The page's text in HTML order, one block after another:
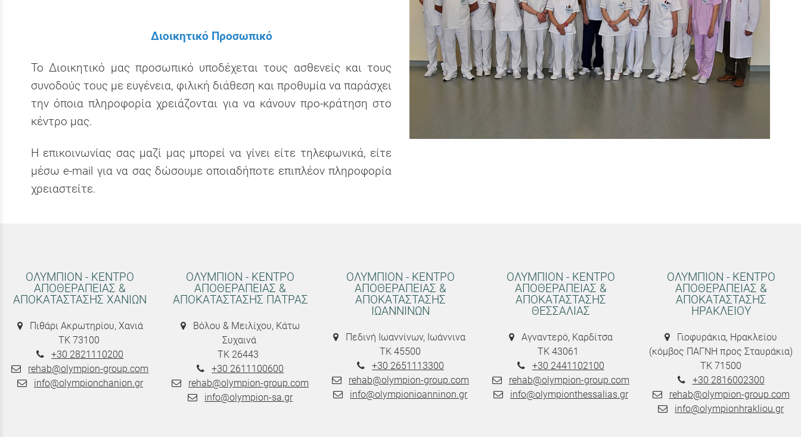
Διοικητικό Προσωπικό
Το Διοικητικό μας προσωπικό υποδέχεται τους ασθενείς και τους
συνοδούς τους με ευγένεια, φιλική διάθεση και προθυμία να παράσχει
την όποια πληροφορία χρειάζονται για να κάνουν προ-κράτηση στο
κέντρο μας.
Η επικοινωνίας σας μαζί μας μπορεί να γίνει είτε τηλεφωνικά, είτε
μέσω e-mail για να σας δώσουμε οποιαδήποτε επιπλέον πληροφορία
χρειαστείτε.
ΟΛΥΜΠΙΟΝ - ΚΕΝΤΡΟ
ΑΠΟΘΕΡΑΠΕΙΑΣ &
ΑΠΟΚΑΤΑΣΤΑΣΗΣ ΧΑΝΙΩΝ
Πιθάρι Ακρωτηρίου, Χανιά
ΤΚ 73100
+30 2821110200
rehab@olympion-group.com
info@olympionchanion.gr
ΟΛΥΜΠΙΟΝ - ΚΕΝΤΡΟ
ΑΠΟΘΕΡΑΠΕΙΑΣ &
ΑΠΟΚΑΤΑΣΤΑΣΗΣ ΠΑΤΡΑΣ
Βόλου & Μειλίχου, Κάτω
Συχαινά
ΤΚ 26443
+30 2611100600
rehab@olympion-group.com
info@olympion-sa.gr
ΟΛΥΜΠΙΟΝ - ΚΕΝΤΡΟ
ΑΠΟΘΕΡΑΠΕΙΑΣ &
ΑΠΟΚΑΤΑΣΤΑΣΗΣ
ΙΩΑΝΝΙΝΩΝ
Πεδινή Ιωαννίνων, Ιωάννινα
ΤΚ 45500
+30 2651113300
rehab@olympion-group.com
info@olympionioanninon.gr
ΟΛΥΜΠΙΟΝ - ΚΕΝΤΡΟ
ΑΠΟΘΕΡΑΠΕΙΑΣ &
ΑΠΟΚΑΤΑΣΤΑΣΗΣ
ΘΕΣΣΑΛΙΑΣ
Αγναντερό, Καρδίτσα
ΤΚ 43061
+30 2441102100
rehab@olympion-group.com
info@olympionthessalias.gr
ΟΛΥΜΠΙΟΝ - ΚΕΝΤΡΟ
ΑΠΟΘΕΡΑΠΕΙΑΣ &
ΑΠΟΚΑΤΑΣΤΑΣΗΣ
ΗΡΑΚΛΕΙΟΥ
Γιοφυράκια, Ηρακλείου
(κόμβος ΠΑΓΝΗ προς Σταυράκια)
ΤΚ 71500
+30 2816002300
rehab@olympion-group.com
info@olympionhrakliou.gr